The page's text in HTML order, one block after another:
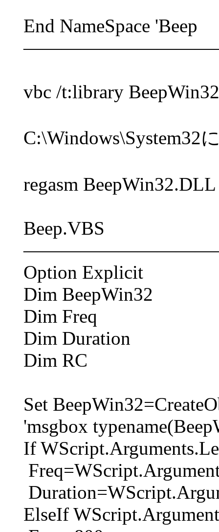
End NameSpace 'Beep
vbc /t:library
C:\Windows\System32
regasm BeepWin32.DLL
Beep.VBS
Option Explicit
Dim BeepWin32
Dim Freq
Dim Duration
Dim RC
Set
'msgbox
If
ElseIf